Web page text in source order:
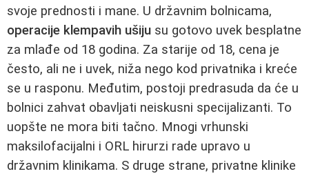
svoje prednosti i mane. U državnim bolnicama,
operacije klempavih ušiju su gotovo uvek besplatne
za mlađe od 18 godina. Za starije od 18, cena je
često, ali ne i uvek, niža nego kod privatnika i kreće
se u rasponu. Međutim, postoji predrasuda da će u
bolnici zahvat obavljati neiskusni specijalizanti. To
uopšte ne mora biti tačno. Mnogi vrhunski
maksilofacijalni i ORL hirurzi rade upravo u
državnim klinikama. S druge strane, privatne klinike